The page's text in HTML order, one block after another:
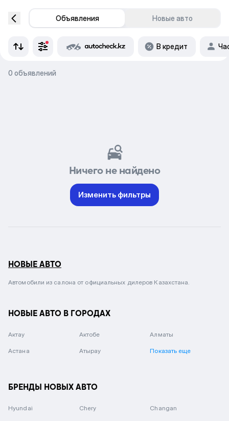
Объявления Новые авто
В кредит
0 объявлений
Ничего не найдено
Изменить фильтры
НОВЫЕ АВТО
Автомобили из салона от официальных дилеров Казахстана.
НОВЫЕ АВТО В ГОРОДАХ
Актау Актобе Алматы
Астана Атырау Показать еще
БРЕНДЫ НОВЫХ АВТО
Hyundai Chery Changan